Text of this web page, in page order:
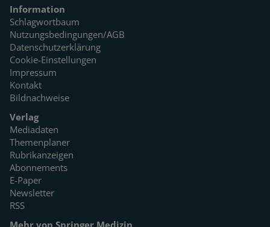
Information
Schlagwortbaum
Nutzungsbedingungen/AGB
Datenschutzerklärung
Cookie-Einstellungen
Impressum
Kontakt
Bildnachweise
Verlag
Mediadaten
Themenplaner
Rubrikanzeigen
Abonnements
E-Paper
Newsletter
RSS